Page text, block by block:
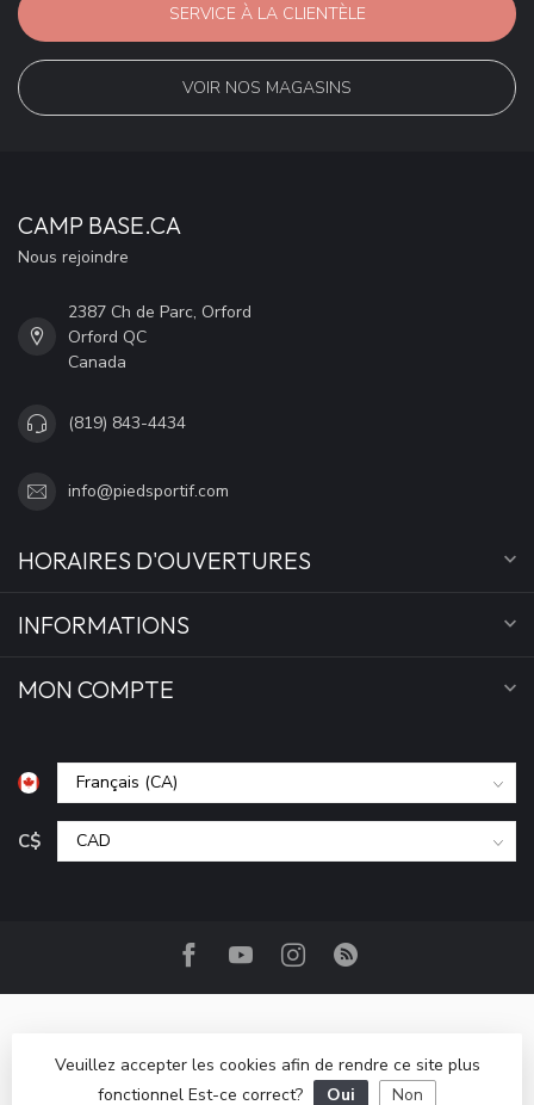
SERVICE À LA CLIENTÈLE
VOIR NOS MAGASINS
CAMP BASE.CA
Nous rejoindre
2387 Ch de Parc, Orford
Orford QC
Canada
(819) 843-4434
info@piedsportif.com
HORAIRES D'OUVERTURES
INFORMATIONS
MON COMPTE
C$
© Copyright 2026 Camp Base.ca- Powered by Lightspeed
Veuillez accepter les cookies afin de rendre ce site plus
fonctionnel Est-ce correct?
Oui Non